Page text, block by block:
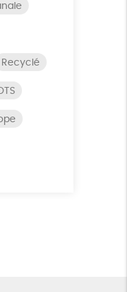
Recyclé